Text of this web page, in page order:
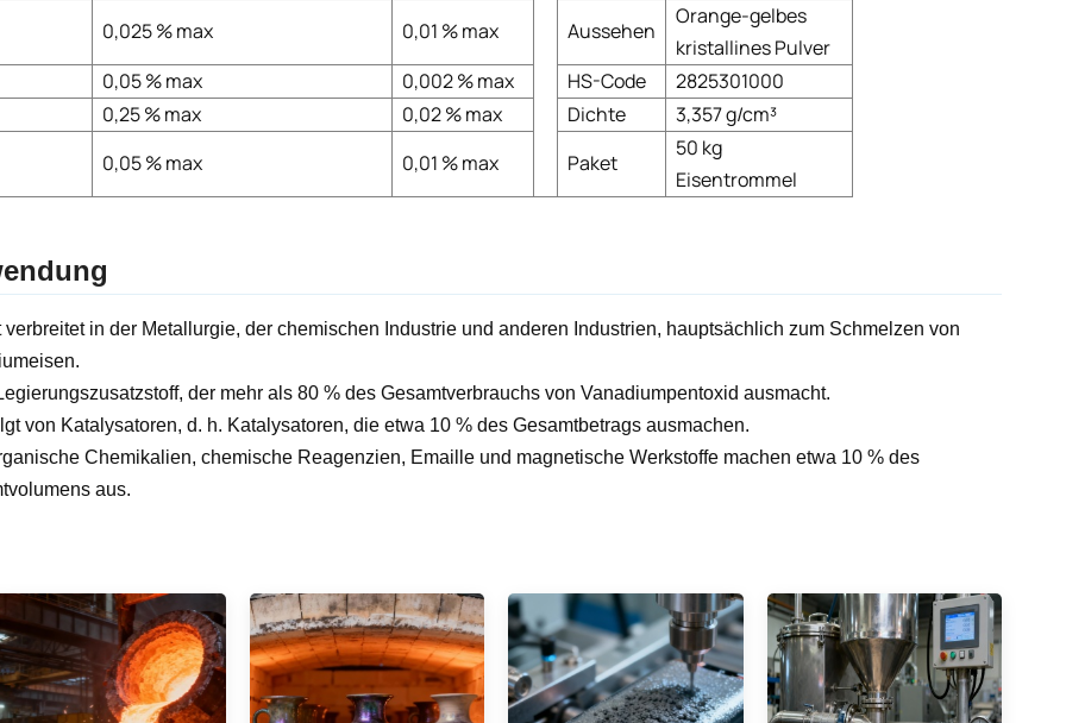
0,025 % max
0,01 % max Aussehen
Orange-gelbes
kristallines Pulver
0,05 % max
0,002 % max HS-Code
2825301000
0,25 % max
0,02 % max Dichte
3,357 g/cm³
0,05 % max
0,01 % max Paket
50 kg
Eisentrommel
verbreitet in der Metallurgie, der chemischen Industrie und anderen Industrien, hauptsächlich zum Schmelzen von
der mehr als 80 % des Gesamtverbrauchs von Vanadiumpentoxid ausmacht.
von Katalysatoren, d. h. Katalysatoren, die etwa 10 % des Gesamtbetrags ausmachen.
Chemikalien, chemische Reagenzien, Emaille und magnetische Werkstoffe machen etwa 10 % des
aus.